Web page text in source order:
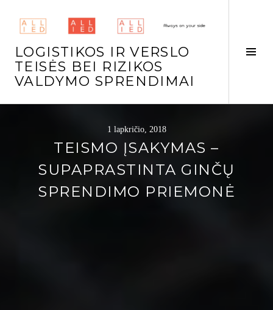
content
LOGISTIKOS IR VERSLO
TEISĖS BEI RIZIKOS
VALDYMO SPRENDIMAI
1 lapkričio, 2018
TEISMO ĮSAKYMAS –
SUPAPRASTINTA GINČŲ
SPRENDIMO PRIEMONĖ